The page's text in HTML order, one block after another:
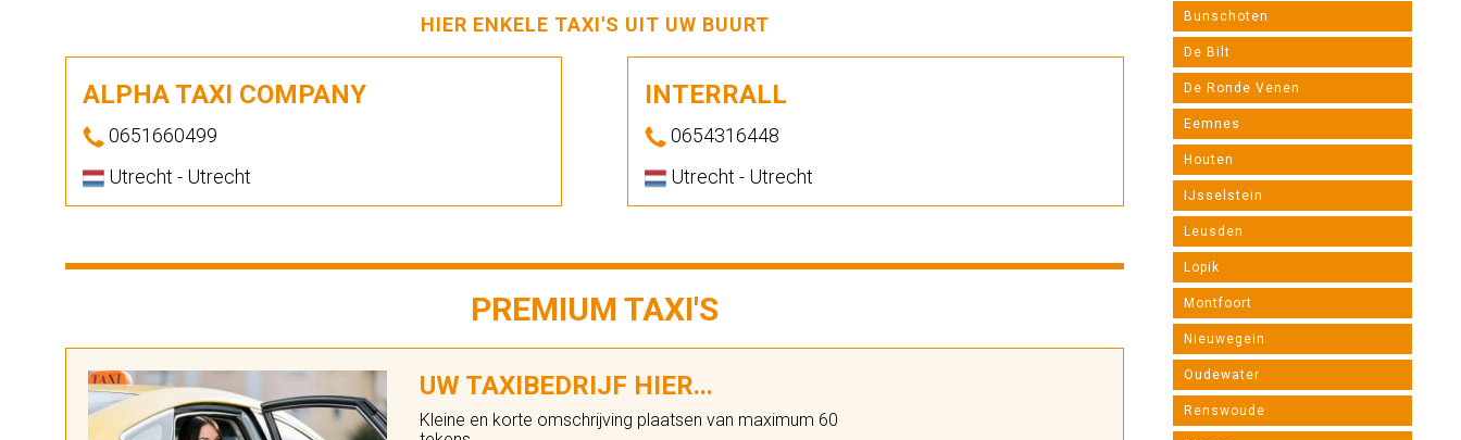
HIER ENKELE TAXI'S UIT UW BUURT
ALPHA TAXI COMPANY
0651660499
Utrecht - Utrecht
INTERRALL
0654316448
Utrecht - Utrecht
PREMIUM TAXI'S
UW TAXIBEDRIJF HIER...
Kleine en korte omschrijving plaatsen van maximum 60
Bunschoten
De Bilt
De Ronde Venen
Eemnes
Houten
IJsselstein
Leusden
Lopik
Montfoort
Nieuwegein
Oudewater
Renswoude